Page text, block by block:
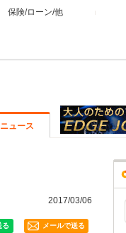
保険/ローン/他
ニュース
2017/03/06
メールで送る